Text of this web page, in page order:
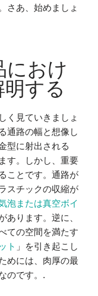
さあ、始めましょ
におけ
する
く見ていきましょ
通路の幅と想像し
型に射出される
す。しかし、重要
ことです。通路が
スチックの収縮が
泡または真空ボイ
あります。逆に、
ての空間を満たす
ト 」を引き起こし
めには、肉厚の最
のです。.